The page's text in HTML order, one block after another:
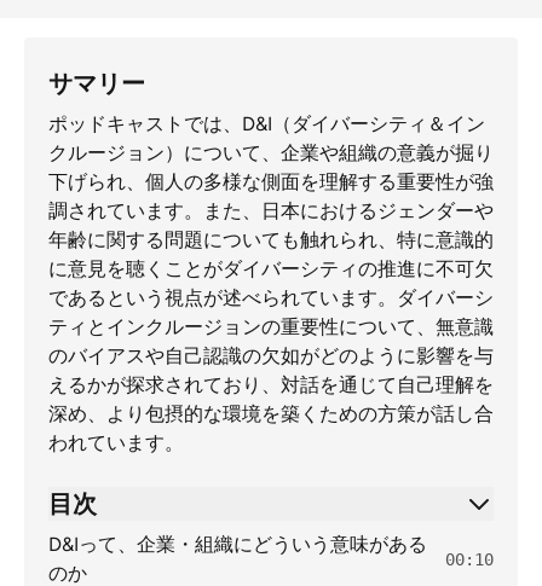
サマリー
ポッドキャストでは、D&I（ダイバーシティ＆イン
クルージョン）について、企業や組織の意義が掘り
下げられ、個人の多様な側面を理解する重要性が強
調されています。また、日本におけるジェンダーや
年齢に関する問題についても触れられ、特に意識的
に意見を聴くことがダイバーシティの推進に不可欠
であるという視点が述べられています。ダイバーシ
ティとインクルージョンの重要性について、無意識
のバイアスや自己認識の欠如がどのように影響を与
えるかが探求されており、対話を通じて自己理解を
深め、より包摂的な環境を築くための方策が話し合
われています。
目次
D&Iって、企業・組織にどういう意味がある
のか
00:10